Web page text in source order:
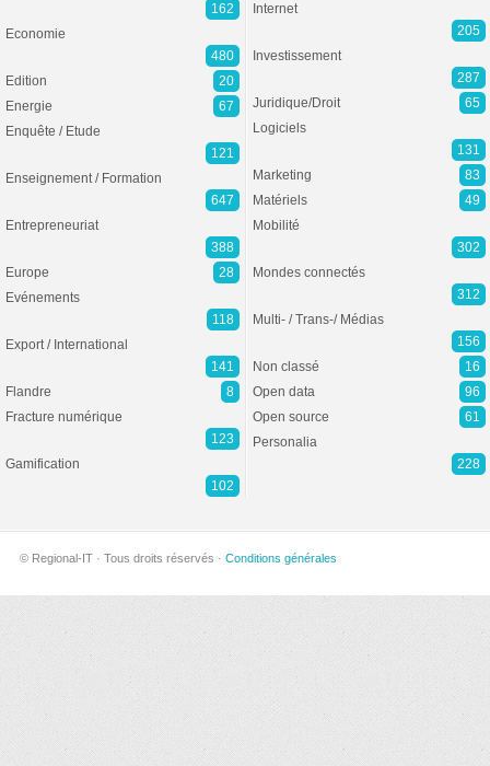
162
Economie
480
Edition
20
Energie
67
Enquête / Etude
121
Enseignement / Formation
647
Entrepreneuriat
388
Europe
28
Evénements
118
Export / International
141
Flandre
8
Fracture numérique
123
Gamification
102
Internet
205
Investissement
287
Juridique/Droit
65
Logiciels
131
Marketing
83
Matériels
49
Mobilité
302
Mondes connectés
312
Multi- / Trans-/ Médias
156
Non classé
16
Open data
96
Open source
61
Personalia
228
© Regional-IT · Tous droits réservés · Conditions générales